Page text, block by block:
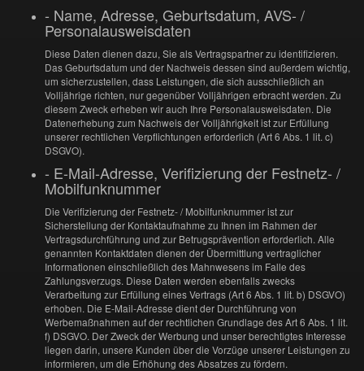
- Name, Adresse, Geburtsdatum, AVS- /
Personalausweisdaten
Diese Daten dienen dazu, Sie als Vertragspartner zu identifizieren.
Das Geburtsdatum und der Nachweis dessen sind außerdem wichtig,
um sicherzustellen, dass Leistungen, die sich ausschließlich an
Volljährige richten, nur gegenüber Volljährigen erbracht werden. Zu
diesem Zweck erheben wir auch Ihre Personalausweisdaten. Die
Datenerhebung zum Nachweis der Volljährigkeit ist zur Erfüllung
unserer rechtlichen Verpflichtungen erforderlich (Art 6 Abs. 1 lit. c)
DSGVO).
- E-Mail-Adresse, Verifizierung der Festnetz- /
Mobilfunknummer
Die Verifizierung der Festnetz- / Mobilfunknummer ist zur
Sicherstellung der Kontaktaufnahme zu Ihnen im Rahmen der
Vertragsdurchführung und zur Betrugsprävention erforderlich. Alle
genannten Kontaktdaten dienen der Übermittlung vertraglicher
Informationen einschließlich des Mahnwesens im Falle des
Zahlungsverzugs. Diese Daten werden ebenfalls zwecks
Verarbeitung zur Erfüllung eines Vertrags (Art 6 Abs. 1 lit. b) DSGVO)
erhoben. Die E-Mail-Adresse dient der Durchführung von
Werbemaßnahmen auf der rechtlichen Grundlage des Art 6 Abs. 1 lit.
f) DSGVO. Der Zweck der Werbung und unser berechtigtes Interesse
liegen darin, unsere Kunden über die Vorzüge unserer Leistungen zu
informieren, um die Erhöhung des Absatzes zu fördern.